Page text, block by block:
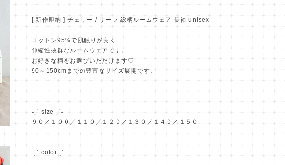
[ 新作即納 ] チェリー / リーフ 総柄ルームウェア 長袖 unisex
コットン95%で肌触りが良く
伸縮性抜群なルームウェアです。
お好きな柄をお選びいただけます♡
90～150cmまでの豊富なサイズ展開です。
˗ˏˋ size ˎˊ˗
９０／１００／１１０／１２０／１３０／１４０／１５０
˗ˏˋ color ˎˊ˗